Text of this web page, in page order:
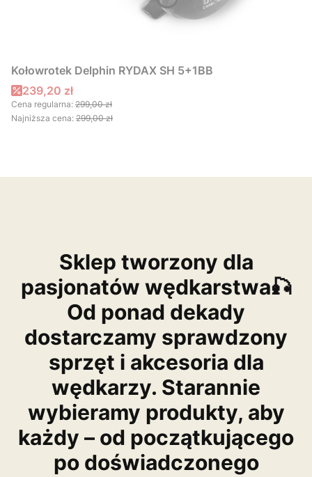
Kołowrotek Delphin RYDAX SH 5+1BB
Cena promocyjna
239,20 zł
Cena regularna: 299,00 zł
Najniższa cena: 299,00 zł
Sklep tworzony dla
pasjonatów wędkarstwa🎣
Od ponad dekady
dostarczamy sprawdzony
sprzęt i akcesoria dla
wędkarzy. Starannie
wybieramy produkty, aby
każdy – od początkującego
po doświadczonego